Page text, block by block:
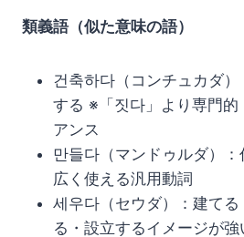
類義語（似た意味の語）
건축하다（コンチュカダ
する ※「짓다」より専門的
アンス
만들다（マンドゥルダ）
広く使える汎用動詞
세우다（セウダ）：建て
る・設立するイメージが強